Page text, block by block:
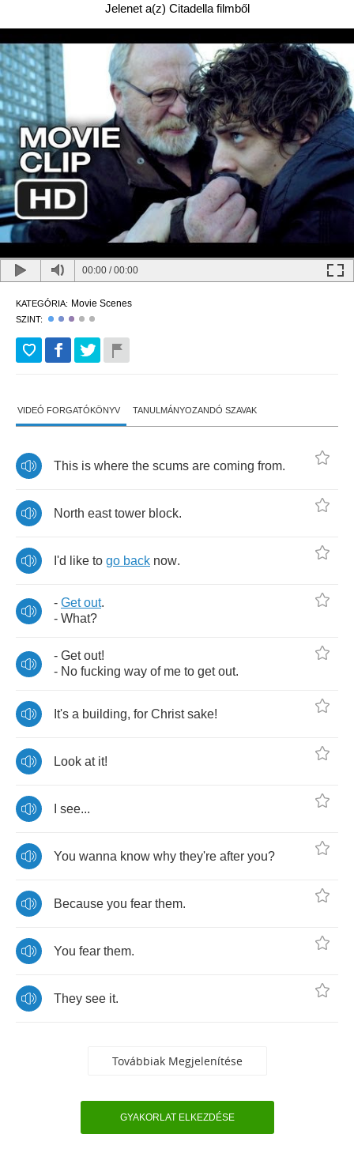
Jelenet a(z) Citadella filmből
00:00 /00:00
KATEGÓRIA: Movie Scenes
SZINT:
VIDEÓ FORGATÓKÖNYV TANULMÁNYOZANDÓ SZAVAK
This is where the scums are coming from.
North east tower block.
I'd like to go back now.
- Get out.
- What?
- Get out!
- No fucking way of me to get out.
It's a building, for Christ sake!
Look at it!
see...
You wanna know why they're after you?
Because you fear them.
You fear them.
They see it.
Továbbiak Megjelenítése
GYAKORLAT ELKEZDÉSE